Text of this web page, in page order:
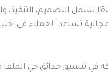
تشمل التصميم،
تساعد العملاء في
حدائق حي الملقا من